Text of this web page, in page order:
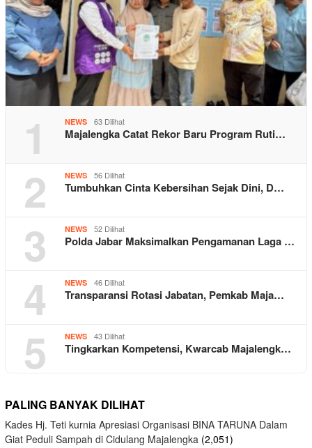
1 NEWS 63 Dilihat
Majalengka Catat Rekor Baru Program Ruti…
2 NEWS 56 Dilihat
Tumbuhkan Cinta Kebersihan Sejak Dini, D…
3 NEWS 52 Dilihat
Polda Jabar Maksimalkan Pengamanan Laga …
4 NEWS 46 Dilihat
Transparansi Rotasi Jabatan, Pemkab Maja…
5 NEWS 43 Dilihat
Tingkarkan Kompetensi, Kwarcab Majalengk…
PALING BANYAK DILIHAT
Kades Hj. Teti kurnia Apresiasi Organisasi BINA TARUNA Dalam
Giat Peduli Sampah di Cidulang Majalengka (2,051)